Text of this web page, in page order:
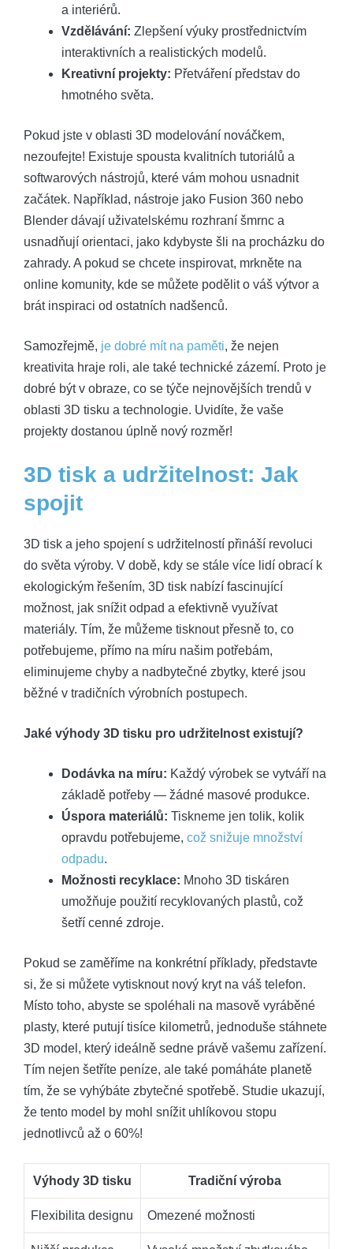
a interiérů.
Vzdělávání: Zlepšení výuky prostřednictvím
interaktivních a realistických modelů.
Kreativní projekty: Přetváření představ do
hmotného světa.
Pokud jste v oblasti 3D modelování nováčkem,
nezoufejte! Existuje spousta kvalitních tutoriálů a
softwarových nástrojů, které vám mohou usnadnit
začátek. Například, nástroje jako Fusion 360 nebo
Blender dávají uživatelskému rozhraní šmrnc a
usnadňují orientaci, jako kdybyste šli na procházku do
zahrady. A pokud se chcete inspirovat, mrkněte na
online komunity, kde se můžete podělit o váš výtvor a
brát inspiraci od ostatních nadšenců.
Samozřejmě, je dobré mít na paměti, že nejen
kreativita hraje roli, ale také technické zázemí. Proto je
dobré být v obraze, co se týče nejnovějších trendů v
oblasti 3D tisku a technologie. Uvidíte, že vaše
projekty dostanou úplně nový rozměr!
3D tisk a udržitelnost: Jak
spojit
3D tisk a jeho spojení s udržitelností přináší revoluci
do světa výroby. V době, kdy se stále více lidí obrací k
ekologickým řešením, 3D tisk nabízí fascinující
možnost, jak snížit odpad a efektivně využívat
materiály. Tím, že můžeme tisknout přesně to, co
potřebujeme, přímo na míru našim potřebám,
eliminujeme chyby a nadbytečné zbytky, které jsou
běžné v tradičních výrobních postupech.
Jaké výhody 3D tisku pro udržitelnost existují?
Dodávka na míru: Každý výrobek se vytváří na
základě potřeby — žádné masové produkce.
Úspora materiálů: Tiskneme jen tolik, kolik
opravdu potřebujeme, což snižuje množství
odpadu.
Možnosti recyklace: Mnoho 3D tiskáren
umožňuje použití recyklovaných plastů, což
šetří cenné zdroje.
Pokud se zaměříme na konkrétní příklady, představte
si, že si můžete vytisknout nový kryt na váš telefon.
Místo toho, abyste se spoléhali na masově vyráběné
plasty, které putují tisíce kilometrů, jednoduše stáhnete
3D model, který ideálně sedne právě vašemu zařízení.
Tím nejen šetříte peníze, ale také pomáháte planetě
tím, že se vyhýbáte zbytečné spotřebě. Studie ukazují,
že tento model by mohl snížit uhlíkovou stopu
jednotlivců až o 60%!
Výhody 3D tisku Tradiční výroba
Flexibilita designu Omezené možnosti